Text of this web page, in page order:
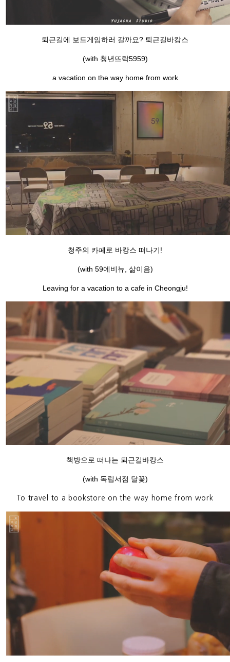
퇴근길에 보드게임하러 갈까요? 퇴근길바캉스
(with 청년뜨락5959)
a vacation on the way home from work
청주의 카페로 바캉스 떠나기!
(with 59에비뉴, 삶이음)
Leaving for a vacation to a cafe in Cheongju!
책방으로 떠나는 퇴근길바캉스
(with 독립서점 달꽃)
To travel to a bookstore on the way home from work